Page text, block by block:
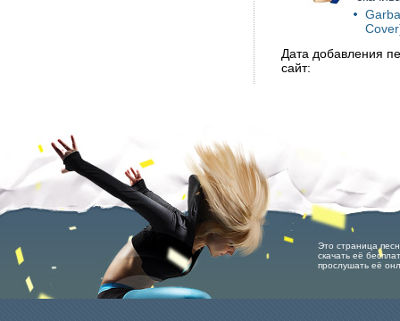
Дата добавления
сайт:
Это страница
скачать её
прослушать её